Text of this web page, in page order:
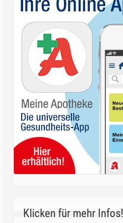
Klicken für mehr Infos!